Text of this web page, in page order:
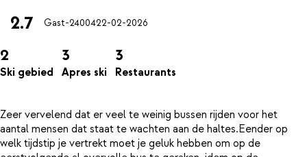
2.7 Gast-2400422-02-2026
2
Ski gebied
3
Apres ski
3
Restaurants
Zeer vervelend dat er veel te weinig bussen rijden voor het
aantal mensen dat staat te wachten aan de haltes.Eender op
welk tijdstip je vertrekt moet je geluk hebben om op de